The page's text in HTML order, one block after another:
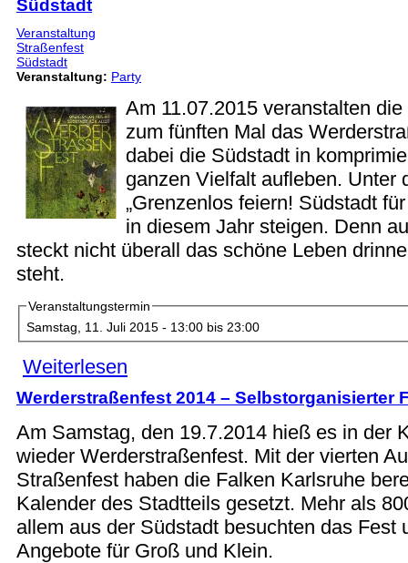
Südstadt
Veranstaltung
Straßenfest
Südstadt
Veranstaltung: Party
Am 11.07.2015 veranstalten
zum fünften Mal das
dabei die Südstadt in
ganzen Vielfalt aufleben. Unter
„Grenzenlos feiern! Südstadt
in diesem Jahr steigen. Denn
steckt nicht überall das schöne Leben
steht.
Veranstaltungstermin
Samstag, 11. Juli 2015 - 13:00 bis 23:00
Weiterlesen
Werderstraßenfest 2014 – Selbstorganisierter
Am Samstag, den 19.7.2014 hieß es in der
wieder Werderstraßenfest. Mit der vierten
Straßenfest haben die Falken Karlsruhe
Kalender des Stadtteils gesetzt. Mehr als
allem aus der Südstadt besuchten das Fest
Angebote für Groß und Klein.